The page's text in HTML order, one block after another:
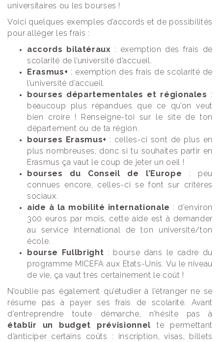
universitaires ou les bourses !
Voici quelques exemples d’accords et de possibilités
pour alléger les frais :
accords bilatéraux : exemption des frais de
scolarité de l’université d’accueil.
Erasmus+ : exemption des frais de scolarité de
l’université d’accueil.
bourses départementales et régionales :
beaucoup plus répandues que ce qu’on veut
bien croire ! Renseigne-toi sur le site de ton
département ou de ta région.
bourses Erasmus+ : celles-ci sont de plus en
plus nombreuses, donc si tu souhaites partir en
Erasmus ça vaut le coup de jeter un oeil !
bourses du Conseil de l’Europe : peu
connues encore, celles-ci se font sur critères
sociaux.
aide à la mobilité internationale : d’environ
300 euros par mois, cette aide est à demander
au service International de ton université/ton
école.
bourse Fullbright : bourse dans le cadre du
programme MICEFA aux Etats-Unis. Vu le niveau
de vie, ça vaut très certainement le coût !
N’oublie pas également qu’étudier à l’étranger ne se
résume pas à payer ses frais de scolarité. Avant
d’entreprendre toute démarche, n’hésite pas à
établir un budget prévisionnel te permettant
d’anticiper certains coûts : inscription, visas, billets